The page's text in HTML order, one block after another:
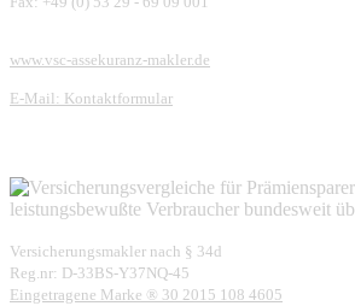
www.vsc-assekuranz-makler.de
E-Mail: Kontaktformular
Versicherungsmakler nach § 34d
Reg.nr: D-33BS-Y37NQ-45
Eingetragene Marke ® 30 2015 108 4605